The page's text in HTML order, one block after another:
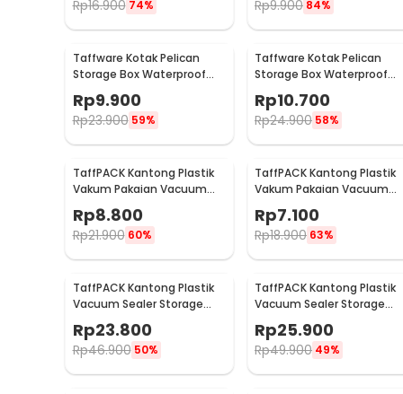
Rp16.900 74% Rp9.900 84%
Taffware Kotak Pelican
Storage Box Waterproof
- G10/J020
Rp9.900
Rp23.900 59%
Taffware Kotak Pelican
Storage Box Waterproof
- G10/J020
Rp10.700
Rp24.900 58%
TaffPACK Kantong Plastik
Vakum Pakaian Vacuum
Compression Bag 1 PCS
60x80cm - YK-1000
Rp8.800
Rp21.900 60%
TaffPACK Kantong Plastik
Vakum Pakaian Vacuum
50x70cm - YK-1000
Rp7.100
Rp18.900 63%
TaffPACK Kantong Plastik
Vacuum Sealer Storage
Bag 5 PCS 35x50cm -
ZKD002
Rp23.800
Rp46.900 50%
TaffPACK Kantong Plastik
Vacuum Sealer Storage
ZKD002
Rp25.900
Rp49.900 49%